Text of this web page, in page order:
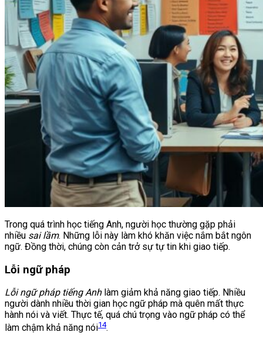
Trong quá trình học tiếng Anh, người học thường gặp phải
nhiều sai lầm. Những lỗi này làm khó khăn việc nắm bắt ngôn
ngữ. Đồng thời, chúng còn cản trở sự tự tin khi giao tiếp.
Lỗi ngữ pháp
Lỗi ngữ pháp tiếng Anhlàm giảm khả năng giao tiếp. Nhiều
người dành nhiều thời gian học ngữ pháp mà quên mất thực
hành nói và viết. Thực tế, quá chú trọng vào ngữ pháp có thể
làm chậm khả năng nói14.